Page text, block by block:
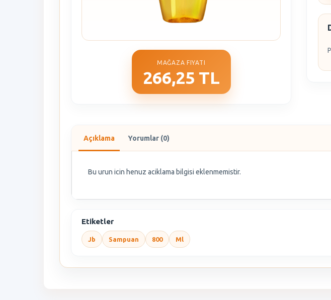
MAĞAZA FIYATI
266,25 TL
Açıklama Yorumlar (0)
Bu urun icin henuz aciklama bilgisi eklenmemistir.
Etiketler
Jb Sampuan 800 Ml